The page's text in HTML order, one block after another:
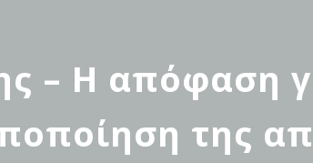
– Η απόφαση
της